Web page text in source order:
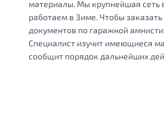
материалы. Мы крупнейшая сеть
работаем в Зиме. Чтобы
документов по гаражной
Специалист изучит имеющиеся
сообщит порядок дальнейших